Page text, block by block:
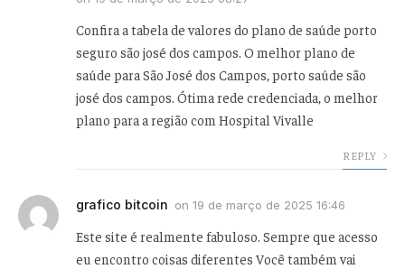
Confira a tabela de valores do plano de saúde porto
seguro são josé dos campos. O melhor plano de
saúde para São José dos Campos, porto saúde são
josé dos campos. Ótima rede credenciada, o melhor
plano para a região com Hospital Vivalle
REPLY
grafico bitcoin on 19 de março de 2025 16:46
Este site é realmente fabuloso. Sempre que acesso
eu encontro coisas diferentes Você também vai